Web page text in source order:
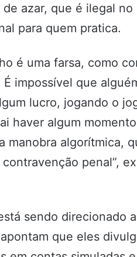
azar, que é ilegal
para quem pratica.
é uma farsa, como
impossível que
lucro, jogando o
haver algum
manobra algorítmica,
penal”,
sendo direcionado
que eles